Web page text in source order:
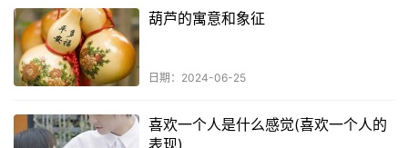
葫芦的寓意和象征
日期：2024-06-25
喜欢一个人是什么感觉(喜欢一个人的